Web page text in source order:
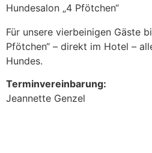
Hundesalon „4 Pfötchen“
Für unsere vierbeinigen Gäste
Pfötchen“ – direkt im Hotel –
Hundes.
Terminvereinbarung:
Jeannette Genzel